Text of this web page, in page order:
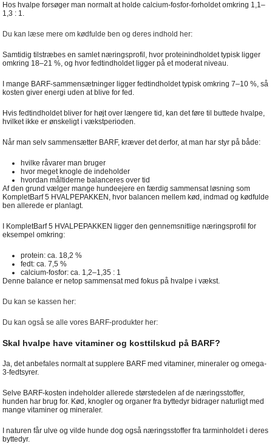
Hos hvalpe forsøger man normalt at holde calcium-fosfor-forholdet omkring 1,1–
1,3 : 1.
Du kan læse mere om kødfulde ben og deres indhold her:
Samtidig tilstræbes en samlet næringsprofil, hvor proteinindholdet typisk ligger
omkring 18–21 %, og hvor fedtindholdet ligger på et moderat niveau.
I mange BARF-sammensætninger ligger fedtindholdet typisk omkring 7–10 %, så
kosten giver energi uden at blive for fed.
Hvis fedtindholdet bliver for højt over længere tid, kan det føre til buttede hvalpe,
hvilket ikke er ønskeligt i vækstperioden.
Når man selv sammensætter BARF, kræver det derfor, at man har styr på både:
hvilke råvarer man bruger
hvor meget knogle de indeholder
hvordan måltiderne balanceres over tid
Af den grund vælger mange hundeejere en færdig sammensat løsning som
KompletBarf 5 HVALPEPAKKEN, hvor balancen mellem kød, indmad og kødfulde
ben allerede er planlagt.
I KompletBarf 5 HVALPEPAKKEN ligger den gennemsnitlige næringsprofil for
eksempel omkring:
protein: ca. 18,2 %
fedt: ca. 7,5 %
calcium-fosfor: ca. 1,2–1,35 : 1
Denne balance er netop sammensat med fokus på hvalpe i vækst.
Du kan se kassen her:
Du kan også se alle vores BARF-produkter her:
Skal hvalpe have vitaminer og kosttilskud på BARF?
Ja, det anbefales normalt at supplere BARF med vitaminer, mineraler og omega-
3-fedtsyrer.
Selve BARF-kosten indeholder allerede størstedelen af de næringsstoffer,
hunden har brug for. Kød, knogler og organer fra byttedyr bidrager naturligt med
mange vitaminer og mineraler.
I naturen får ulve og vilde hunde dog også næringsstoffer fra tarminholdet i deres
byttedyr.